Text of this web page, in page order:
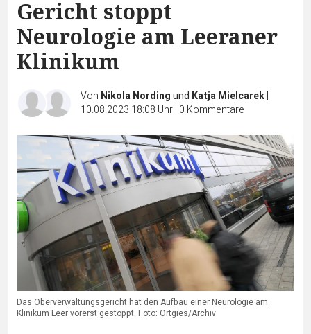
Gericht stoppt
Neurologie am Leeraner
Klinikum
Von Nikola Nordingund Katja Mielcarek|
10.08.2023 18:08 Uhr| 0 Kommentare
Das Oberverwaltungsgericht hat den Aufbau einer Neurologie am
Klinikum Leer vorerst gestoppt. Foto: Ortgies/Archiv